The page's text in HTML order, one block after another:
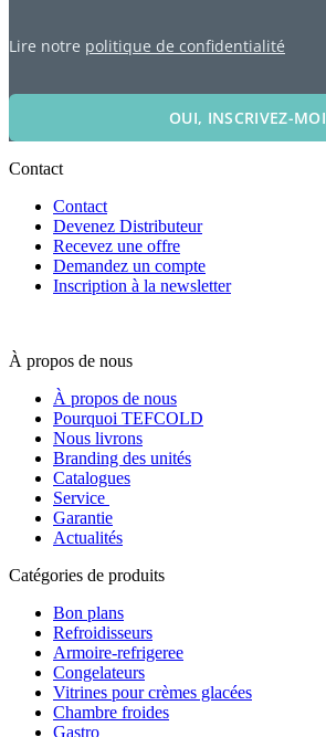
Lire notre politique de confidentialité
OUI, INSCRIVEZ-MOI
Contact
Contact
Devenez Distributeur
Recevez une offre
Demandez un compte
Inscription à la newsletter
À propos de nous
À propos de nous
Pourquoi TEFCOLD
Nous livrons
Branding des unités
Catalogues
Service
Garantie
Actualités
Catégories de produits
Bon plans
Refroidisseurs
Armoire-refrigeree
Congelateurs
Vitrines pour crèmes glacées
Chambre froides
Gastro